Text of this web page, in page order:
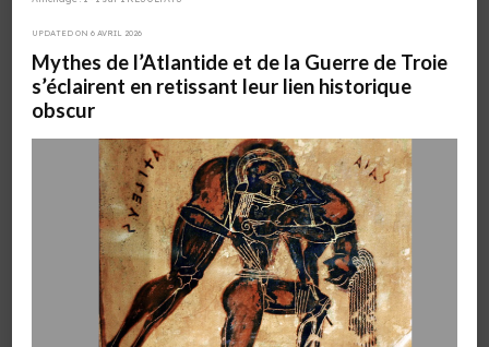
UPDATED ON 6 AVRIL 2026
Mythes de l’Atlantide et de la Guerre de Troie
s’éclairent en retissant leur lien historique
obscur